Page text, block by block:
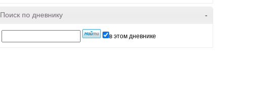
-
Поиск по дневнику
в этом дневнике